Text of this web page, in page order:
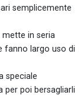
semplicemente
mette in seria
fanno largo uso di
speciale
per poi bersagliarli